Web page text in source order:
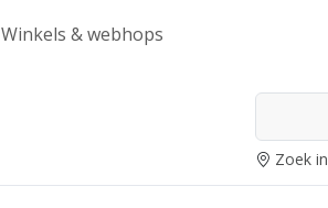
Winkels & webhops
Zoek